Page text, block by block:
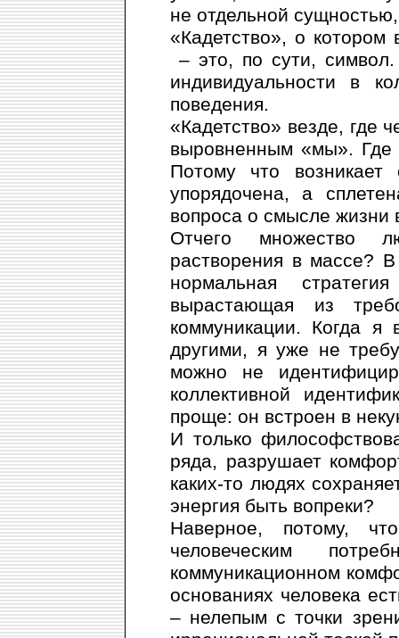
не отдельной
«Кадетство», о
– это, по сути,
индивидуальности в
поведения.
«Кадетство» везде, где
выровненным «мы». Где
Потому что
упорядочена, а
вопроса о смысле жизни
Отчего множество
растворения в массе?
нормальная
вырастающая из
коммуникации. Когда
другими, я уже не
можно не
коллективной
проще: он встроен в
И только
ряда, разрушает
каких-то людях
энергия быть вопреки?
Наверное, потому,
человеческим
коммуникационном
основаниях человека
– нелепым с точки